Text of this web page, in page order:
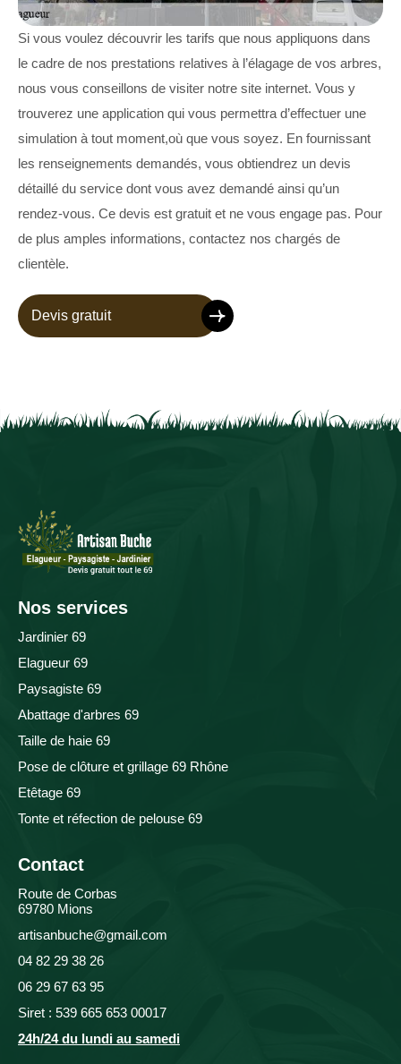
Si vous voulez découvrir les tarifs que nous appliquons dans
le cadre de nos prestations relatives à l’élagage de vos arbres,
nous vous conseillons de visiter notre site internet. Vous y
trouverez une application qui vous permettra d’effectuer une
simulation à tout moment,où que vous soyez. En fournissant
les renseignements demandés, vous obtiendrez un devis
détaillé du service dont vous avez demandé ainsi qu’un
rendez-vous. Ce devis est gratuit et ne vous engage pas. Pour
de plus amples informations, contactez nos chargés de
clientèle.
Devis gratuit
Nos services
Jardinier 69
Elagueur 69
Paysagiste 69
Abattage d'arbres 69
Taille de haie 69
Pose de clôture et grillage 69 Rhône
Etêtage 69
Tonte et réfection de pelouse 69
Contact
Route de Corbas
69780 Mions
artisanbuche@gmail.com
04 82 29 38 26
06 29 67 63 95
Siret : 539 665 653 00017
24h/24 du lundi au samedi